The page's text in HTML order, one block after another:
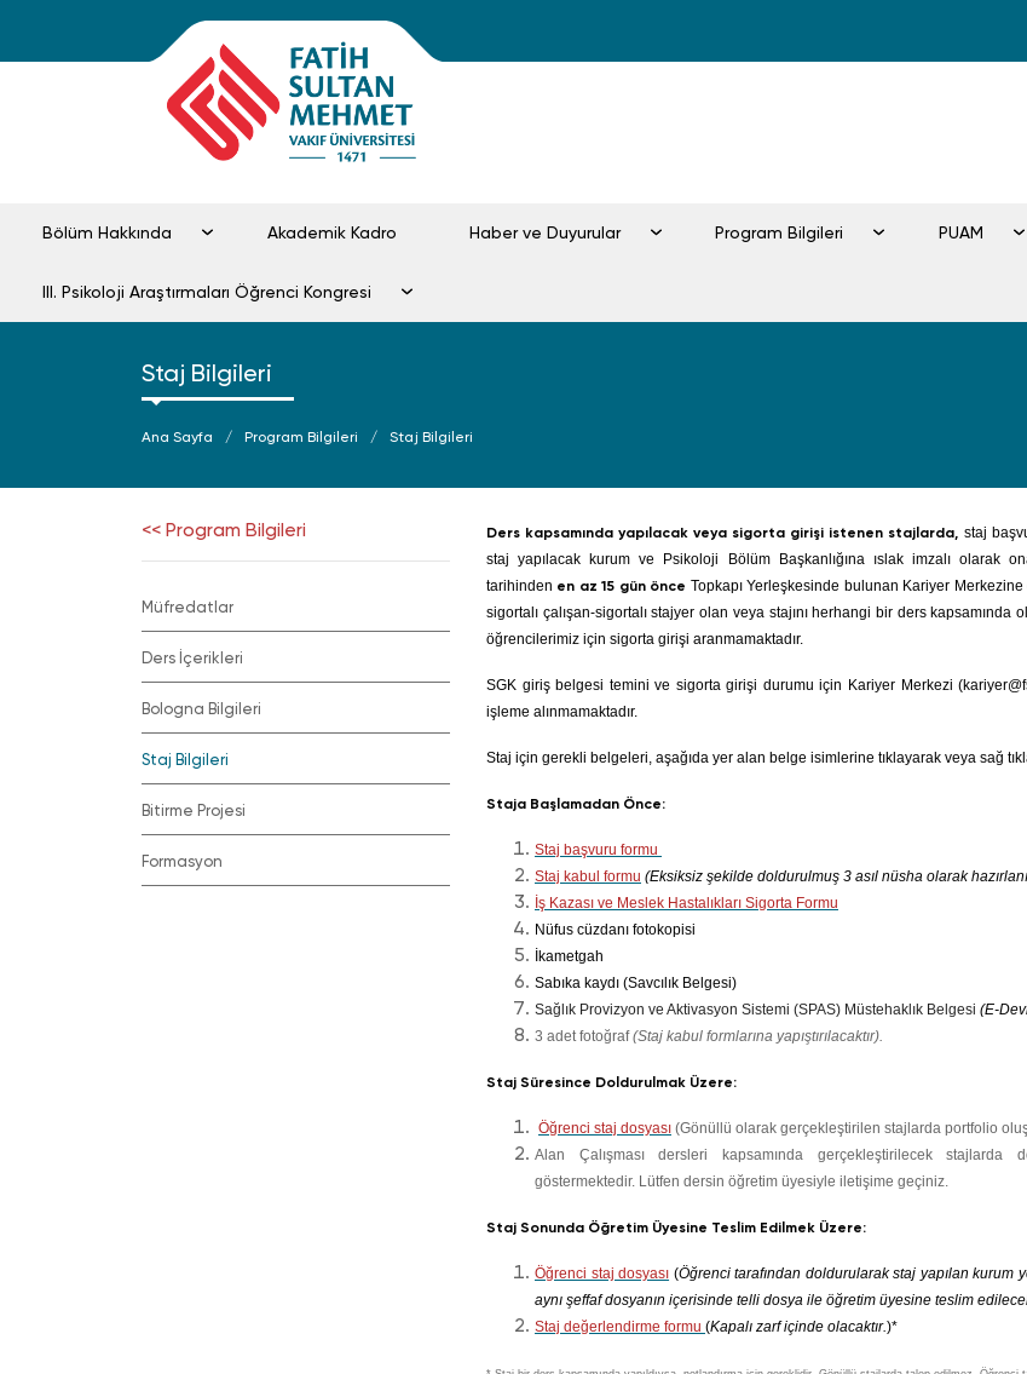
Bölüm Hakkında Akademik Kadro Haber ve Duyurular Program Bilgileri PUAM
III. Psikoloji Araştırmaları Öğrenci Kongresi
Staj Bilgileri
Ana Sayfa Program Bilgileri Staj Bilgileri
<< Program Bilgileri
Müfredatlar
Ders İçerikleri
Bologna Bilgileri
Staj Bilgileri
Bitirme Projesi
Formasyon
Ders kapsamında yapılacak veya sigorta girişi istenen stajlarda, staj
staj yapılacak kurumve Psikoloji Bölüm Başkanlığına ıslak imzalı olarak
tarihinden en az 15 gün önce Topkapı Yerleşkesinde bulunan Kariyer
sigortalı çalışan-sigortalı stajyer olan veya stajını herhangi bir ders
öğrencilerimiz için sigorta girişi aranmamaktadır.
SGK giriş belgesi temini ve sigorta girişi durumu için Kariyer Merkezi (
işleme alınmamaktadır.
Staj için gerekli belgeleri, aşağıda yer alan belge isimlerine tıklayarak veya sağ
Staja Başlamadan Önce:
Staj başvuru formu
Staj kabul formu (Eksiksiz şekilde doldurulmuş 3 asıl nüsha olarak
İş Kazası ve Meslek Hastalıkları Sigorta Formu
Nüfus cüzdanı fotokopisi
İkametgah
Sabıka kaydı (Savcılık Belgesi)
Sağlık Provizyon ve Aktivasyon Sistemi (SPAS) Müstehaklık Belgesi (E-
3 adet fotoğraf(Staj kabul formlarına yapıştırılacaktır).
Staj Süresince Doldurulmak Üzere:
Öğrenci staj dosyası (Gönüllü olarak gerçekleştirilen stajlarda portfolio
Alan Çalışması dersleri kapsamında gerçekleştirilecek stajlarda doldurulması gereken dosyalar ders ve kuruma göre farklılık
göstermektedir. Lütfen dersin öğretim üyesiyle iletişime geçiniz.
Staj Sonunda Öğretim Üyesine Teslim Edilmek Üzere:
Öğrenci staj dosyası (Öğrenci tarafından doldurularak staj yapılan kurum
aynı şeffaf dosyanın içerisinde telli dosya ile öğretim üyesine teslim
Staj değerlendirme formu (Kapalı zarf içinde olacaktır.)*